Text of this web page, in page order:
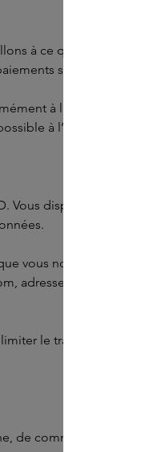
à ce que nos
s’effectuent en
à la législation
à l’adresse
disposez d’un
vous nous avez
adresse et lieu de
le traitement de
communication et